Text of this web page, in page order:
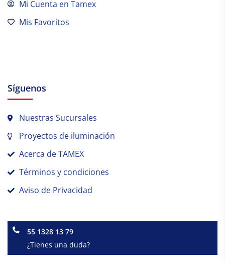
Mi Cuenta en Tamex
Mis Favoritos
Síguenos
Nuestras Sucursales
Proyectos de iluminación
Acerca de TAMEX
Términos y condiciones
Aviso de Privacidad
55 1328 13 79
¿Tienes una duda?